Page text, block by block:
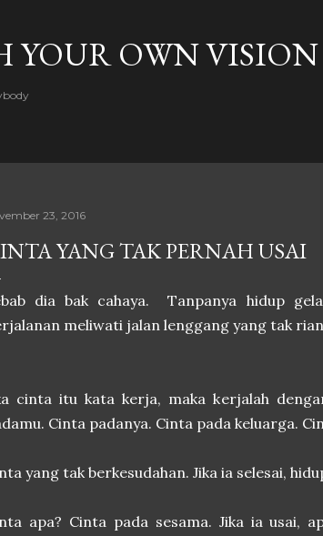
YOUR OWN VISION
23, 2016
YANG TAK PERNAH USAI
dia bak cahaya. Tanpanya hidup
meliwati jalan lenggang yang tak
cinta itu kata kerja, maka kerjalah
Cinta padanya. Cinta pada keluarga.
yang tak berkesudahan. Jika ia selesai,
apa? Cinta pada sesama. Jika ia usai,